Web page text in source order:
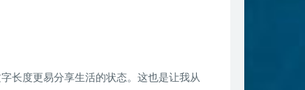
长度更易分享生活的状态。这也是让我从